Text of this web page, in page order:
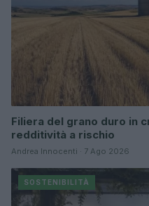
Filiera del grano duro in
redditività a rischio
Andrea Innocenti · 7 Ago 2026
SOSTENIBILITÀ